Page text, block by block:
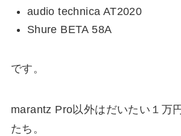
audio technica AT2020
Shure BETA 58A
です。
marantz Pro以外はだいたい１万
たち。